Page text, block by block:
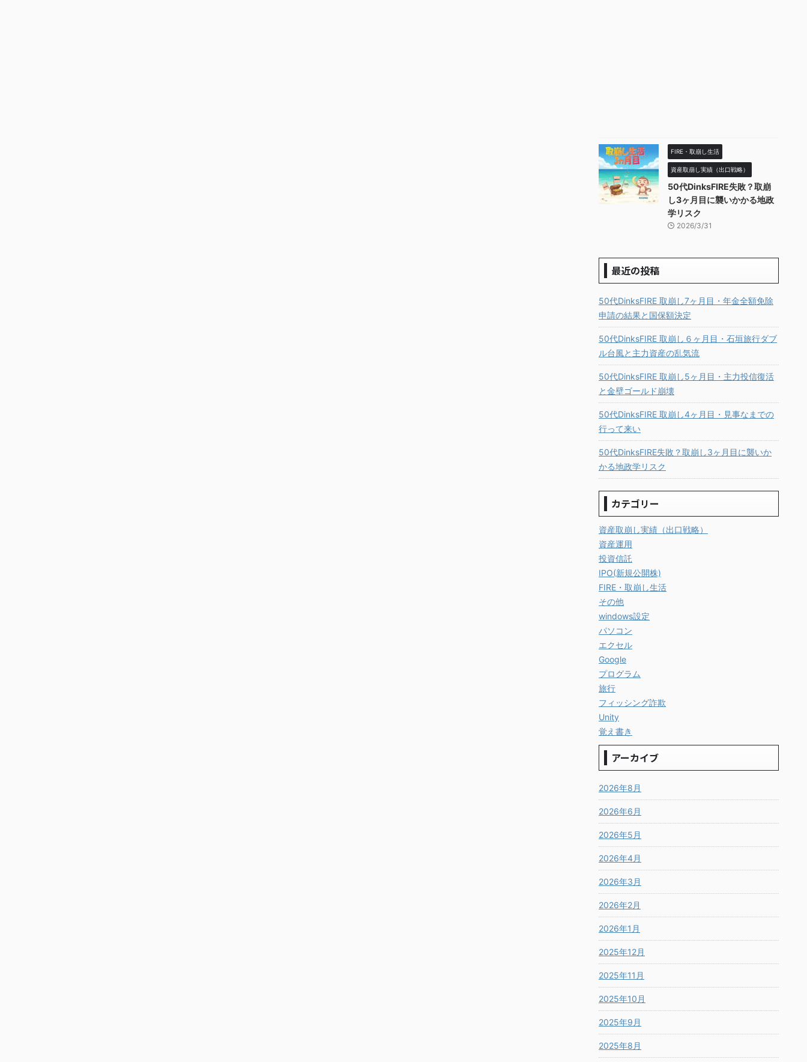
FIRE・取崩し生活
資産取崩し実績（出口戦略）
50代DinksFIRE失敗？取崩
し3ヶ月目に襲いかかる地政
学リスク
2026/3/31
最近の投稿
50代DinksFIRE 取崩し7ヶ月目・年金全額免除
申請の結果と国保額決定
50代DinksFIRE 取崩し６ヶ月目・石垣旅行ダブ
ル台風と主力資産の乱気流
50代DinksFIRE 取崩し5ヶ月目・主力投信復活
と金壁ゴールド崩壊
50代DinksFIRE 取崩し4ヶ月目・見事なまでの
行って来い
50代DinksFIRE失敗？取崩し3ヶ月目に襲いか
かる地政学リスク
カテゴリー
資産取崩し実績（出口戦略）
資産運用
投資信託
IPO(新規公開株)
FIRE・取崩し生活
その他
windows設定
パソコン
エクセル
Google
プログラム
旅行
フィッシング詐欺
Unity
覚え書き
アーカイブ
2026年8月
2026年6月
2026年5月
2026年4月
2026年3月
2026年2月
2026年1月
2025年12月
2025年11月
2025年10月
2025年9月
2025年8月